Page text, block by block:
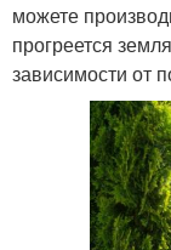
можете
прогреется
зависимости от